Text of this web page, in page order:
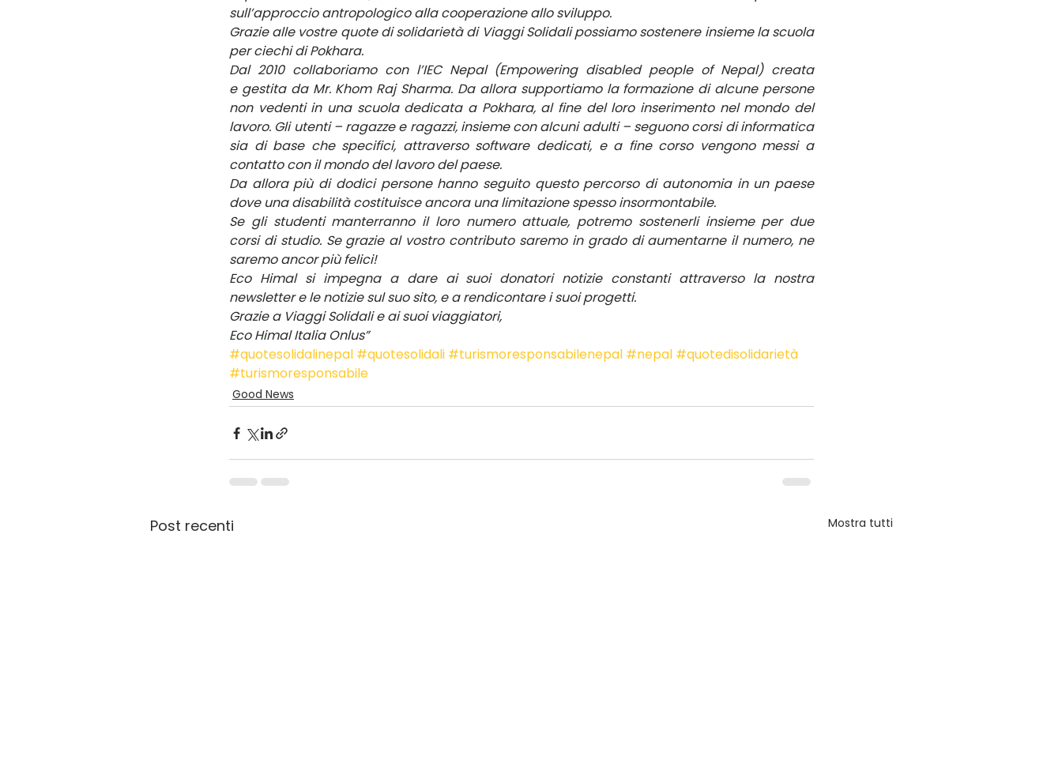
sull’approccio antropologico alla cooperazione allo sviluppo.
Grazie alle vostre quote di solidarietà di Viaggi Solidali possiamo sostenere insieme la scuola
per ciechi di Pokhara.
Dal 2010 collaboriamo con l’IEC Nepal (Empowering disabled people of Nepal) creata
e gestita da Mr. Khom Raj Sharma. Da allora supportiamo la formazione di alcune persone
non vedenti in una scuola dedicata a Pokhara, al fine del loro inserimento nel mondo del
lavoro. Gli utenti – ragazze e ragazzi, insieme con alcuni adulti – seguono corsi di informatica
sia di base che specifici, attraverso software dedicati, e a fine corso vengono messi a
contatto con il mondo del lavoro del paese.
Da allora più di dodici persone hanno seguito questo percorso di autonomia in un paese
dove una disabilità costituisce ancora una limitazione spesso insormontabile.
Se gli studenti manterranno il loro numero attuale, potremo sostenerli insieme per due
corsi di studio. Se grazie al vostro contributo saremo in grado di aumentarne il numero, ne
saremo ancor più felici!
Eco Himal si impegna a dare ai suoi donatori notizie constanti attraverso la nostra
newsletter e le notizie sul suo sito, e a rendicontare i suoi progetti.
Grazie a Viaggi Solidali e ai suoi viaggiatori,
Eco Himal Italia Onlus”
#quotesolidalinepal #quotesolidali #turismoresponsabilenepal #nepal #quotedisolidarietà
#turismoresponsabile
Good News
Post recenti Mostra tutti